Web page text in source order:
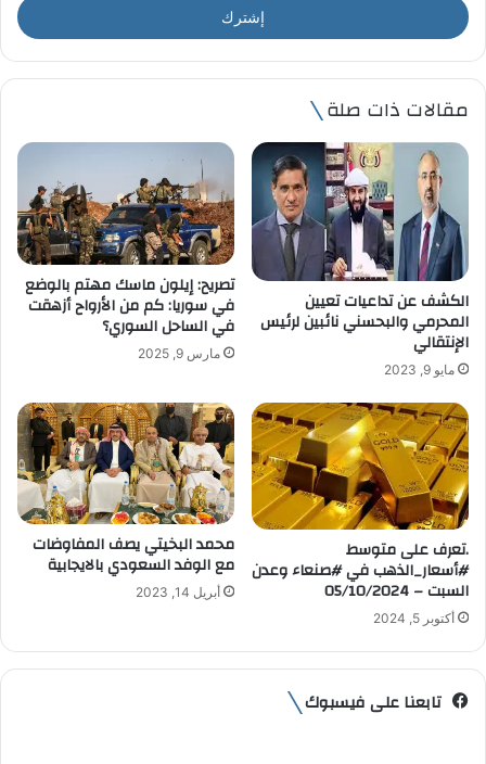
ل
ر
د
ا
ك
ت
ر
و
ن
ي
مقالات ذات صلة
الكشف عن تداعيات تعيين
المحرمي والبحسني نائبين لرئيس
الإنتقالي
مايو 9, 2023
تصريح: إيلون ماسك مهتم بالوضع
في سوريا: كم من الأرواح أزهقت
في الساحل السوري؟
مارس 9, 2025
.تعرف على متوسط
#أسعار_الذهب في #صنعاء وعدن
السبت – 05/10/2024
أكتوبر 5, 2024
محمد البخيتي يصف المفاوضات
مع الوفد السعودي بالايجابية
أبريل 14, 2023
تابعنا على فيسبوك